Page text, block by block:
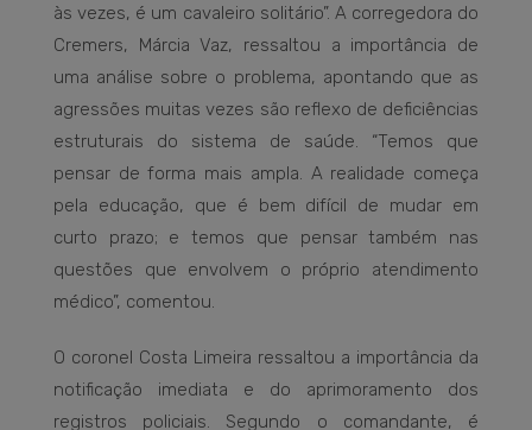
às vezes, é um cavaleiro solitário”. A corregedora do
Cremers, Márcia Vaz, ressaltou a importância de
uma análise sobre o problema, apontando que as
agressões muitas vezes são reflexo de deficiências
estruturais do sistema de saúde. “Temos que
pensar de forma mais ampla. A realidade começa
pela educação, que é bem difícil de mudar em
curto prazo; e temos que pensar também nas
questões que envolvem o próprio atendimento
médico”, comentou.
O coronel Costa Limeira ressaltou a importância da
notificação imediata e do aprimoramento dos
registros policiais. Segundo o comandante, é